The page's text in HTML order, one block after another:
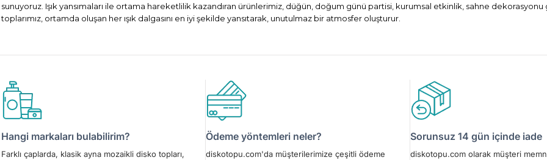
sunuyoruz. Işık yansımaları ile ortama hareketlilik kazandıran ürünlerimiz, düğün, doğum günü partisi, kurumsal etkinlik, sahne
toplarımız, ortamda oluşan her ışık dalgasını en iyi şekilde yansıtarak, unutulmaz bir atmosfer oluşturur.
Hangi markaları bulabilirim?
Farklı çaplarda, klasik ayna mozaikli disko topları,
Ödeme yöntemleri neler?
diskotopu.com'da müşterilerimize çeşitli ödeme
Sorunsuz 14 gün içinde iade
diskotopu.com olarak müşteri